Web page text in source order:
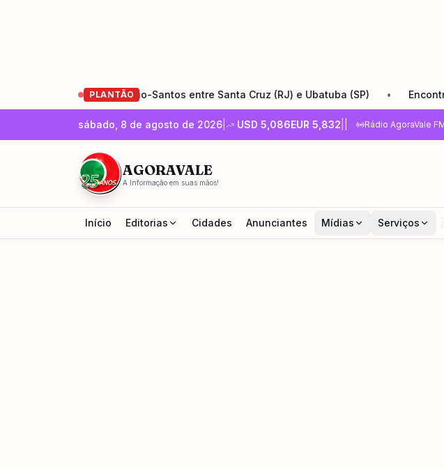
PLANTÃO
da Rio-Santos entre Santa Cruz (RJ) e Ubatuba (SP) • Encontro de
sábado, 8 de agosto de 2026 USD 5,086EUR 5,832 Rádio AgoraVale
AGORAVALE
A Informação em suas mãos!
Início Editorias Cidades Anunciantes Mídias Serviços